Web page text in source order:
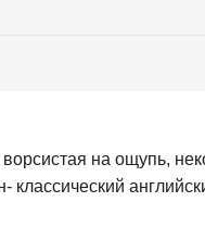
на ощупь,
классический